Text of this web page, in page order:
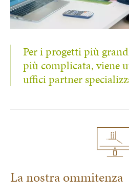
Per i progetti più
più complicata, viene
uffici partner
La nostra ommitenza